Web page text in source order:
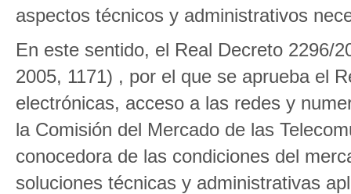
aspectos técnicos y administrativos
En este sentido, el Real Decreto 2296/
2005, 1171) , por el que se aprueba el
electrónicas, acceso a las redes y
la Comisión del Mercado de las
conocedora de las condiciones del
soluciones técnicas y administrativas